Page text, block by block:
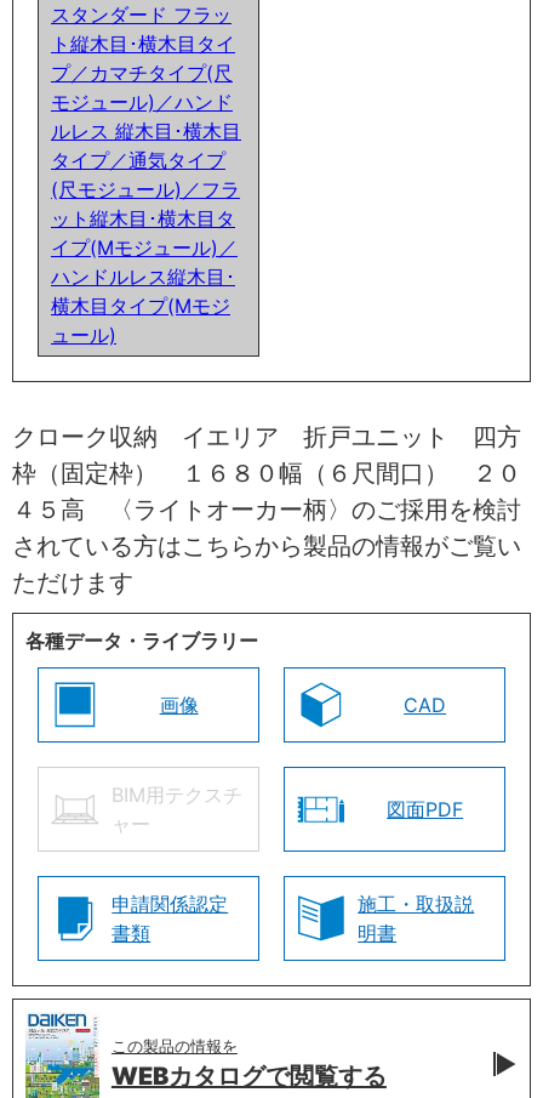
スタンダード フラッ
ト縦木目･横木目タイ
プ／カマチタイプ(尺
モジュール)／ハンド
ルレス 縦木目･横木目
タイプ／通気タイプ
(尺モジュール)／フラ
ット縦木目･横木目タ
イプ(Mモジュール)／
ハンドルレス縦木目･
横木目タイプ(Mモジ
ュール)
クローク収納 イエリア 折戸ユニット 四方
枠（固定枠） １６８０幅（６尺間口） ２０
４５高 〈ライトオーカー柄〉のご採用を検討
されている方はこちらから製品の情報がご覧い
ただけます
各種データ・ライブラリー
画像 CAD
BIM用テクスチ
ャー
図面PDF
申請関係認定
書類
施工・取扱説
明書
この製品の情報を
WEBカタログで閲覧する